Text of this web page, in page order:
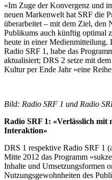
«Im Zuge der Konvergenz und
neuen Markenwelt hat SRF die
überarbeitet – mit dem Ziel, den
Publikums auch künftig optimal
heute in einer Medienmitteilung.
Radio SRF 1, habe das
aktualisiert; DRS 2 setze mit
Kultur per Ende Jahr «eine
Bild: Radio SRF 1 und Radio
Radio SRF 1: «Verlässlich
Interaktion»
DRS 1 respektive Radio SRF 1
Mitte 2012 das Programm
Inhalte und Umsetzungsformen
Nutzungsgewohnheiten des